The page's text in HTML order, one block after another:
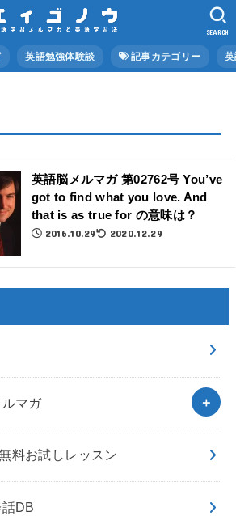
英語勉強体験談 記事カテゴリー
SEARCH
英語脳メルマガ 第02762号 You’ve
got to find what you love. And
that is as true for の意味は？
2016.10.29 2020.12.29
マガ
料お試しレッスン
DB